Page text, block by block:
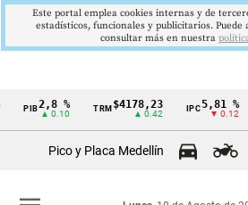
Cintillo
2,8 %
▲ 0.10
TRM$4178,23
▲ 0.42
5,81 %
▼ 0.12
Pico y Placa Medellín
Este portal emplea cookies internas y de
estadísticos, funcionales y publicitarios. Puede
consultar más en nuestra